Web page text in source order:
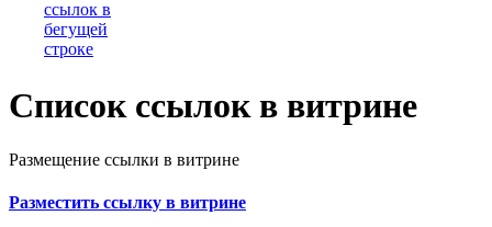
Список ссылок в витрине
Размещение ссылки в витрине
Разместить ссылку в витрине